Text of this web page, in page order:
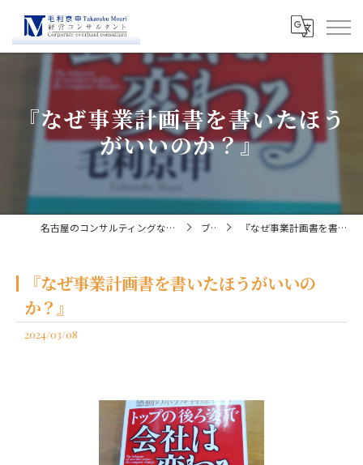
『なぜ事業計画書を書いたほう
がいいのか？』
名古屋のコンサルティングなら経営コンサルタント毛利京申 ブログ 『なぜ事業計画書を書いたほうがいいのか？』
『なぜ事業計画書を書いたほうがいいの
か？』
2024/03/08